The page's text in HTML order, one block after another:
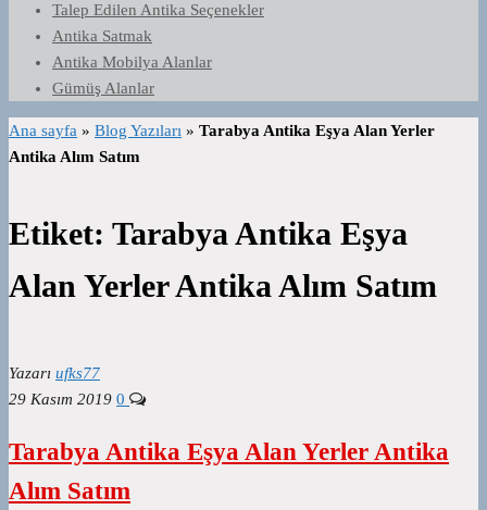
Talep Edilen Antika Seçenekler
Antika Satmak
Antika Mobilya Alanlar
Gümüş Alanlar
Ana sayfa » Blog Yazıları » Tarabya Antika Eşya Alan Yerler
Antika Alım Satım
Etiket: Tarabya Antika Eşya
Alan Yerler Antika Alım Satım
Yazarı ufks77
29 Kasım 2019 0
Tarabya Antika Eşya Alan Yerler Antika
Alım Satım